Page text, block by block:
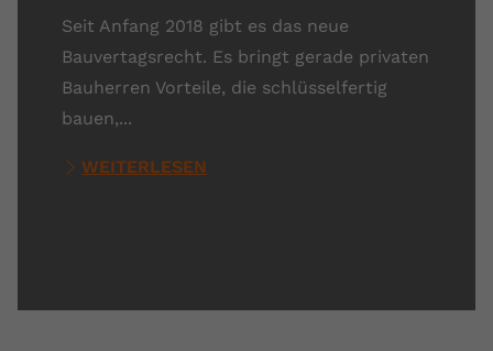
Seit Anfang 2018 gibt es das neue
Bauvertagsrecht. Es bringt gerade privaten
Bauherren Vorteile, die schlüsselfertig
bauen,...
WEITERLESEN